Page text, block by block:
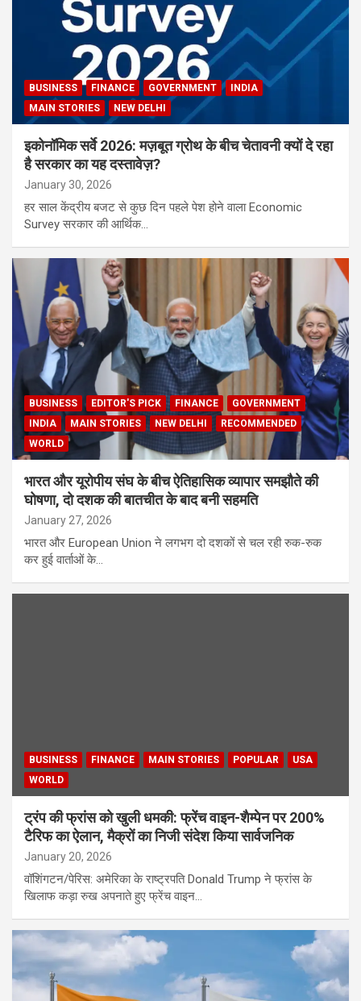
BUSINESS FINANCE GOVERNMENT
INDIA
MAIN STORIES
NEW DELHI
इकोनॉमिक सर्वे 2026: मज़बूत ग्रोथ के बीच चेतावनी क्यों दे रहा
है सरकार का यह दस्तावेज़?
January 30, 2026
हर साल केंद्रीय बजट से कुछ दिन पहले पेश होने वाला Economic
Survey सरकार की आर्थिक…
BUSINESS EDITOR'S PICK FINANCE
GOVERNMENT
INDIA
MAIN STORIES NEW DELHI
RECOMMENDED
WORLD
भारत और यूरोपीय संघ के बीच ऐतिहासिक व्यापार समझौते की
घोषणा, दो दशक की बातचीत के बाद बनी सहमति
January 27, 2026
भारत और European Union ने लगभग दो दशकों से चल रही रुक-रुक
कर हुई वार्ताओं के…
BUSINESS FINANCE MAIN STORIES POPULAR
USA
WORLD
ट्रंप की फ्रांस को खुली धमकी: फ्रेंच वाइन-शैम्पेन पर 200%
टैरिफ का ऐलान, मैक्रों का निजी संदेश किया सार्वजनिक
January 20, 2026
वॉशिंगटन/पेरिस: अमेरिका के राष्ट्रपति Donald Trump ने फ्रांस के
खिलाफ कड़ा रुख अपनाते हुए फ्रेंच वाइन…